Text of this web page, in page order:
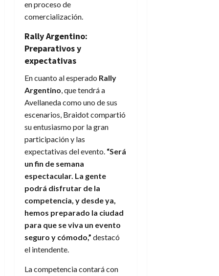
en proceso de
comercialización.
Rally Argentino:
Preparativos y
expectativas
En cuanto al esperado Rally
Argentino, que tendrá a
Avellaneda como uno de sus
escenarios, Braidot compartió
su entusiasmo por la gran
participación y las
expectativas del evento. “Será
un fin de semana
espectacular. La gente
podrá disfrutar de la
competencia, y desde ya,
hemos preparado la ciudad
para que se viva un evento
seguro y cómodo,” destacó
el intendente.
La competencia contará con